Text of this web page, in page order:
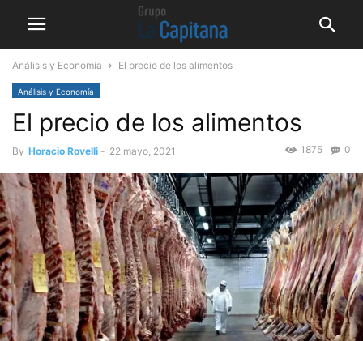
Análisis y Economía El precio de los alimentos
Análisis y Economía
El precio de los alimentos
By Horacio Rovelli - 22 mayo, 2021 0
1875